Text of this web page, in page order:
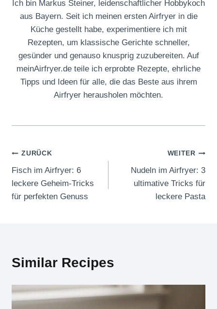
Ich bin Markus Steiner, leidenschaftlicher Hobbykoch
aus Bayern. Seit ich meinen ersten Airfryer in die
Küche gestellt habe, experimentiere ich mit
Rezepten, um klassische Gerichte schneller,
gesünder und genauso knusprig zuzubereiten. Auf
meinAirfryer.de teile ich erprobte Rezepte, ehrliche
Tipps und Ideen für alle, die das Beste aus ihrem
Airfryer herausholen möchten.
Beitragsnavigation
ZURÜCK
Fisch im Airfryer: 6
leckere Geheim-Tricks
für perfekten Genuss
WEITER
Nudeln im Airfryer: 3
ultimative Tricks für
leckere Pasta
Similar Recipes